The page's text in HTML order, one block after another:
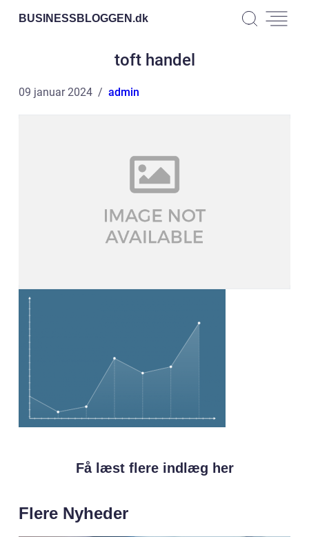
BUSINESSBLOGGEN.dk
toft handel
09 januar 2024 admin
Få læst flere indlæg her
Flere Nyheder